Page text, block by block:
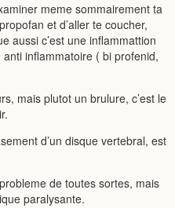
meme sommairement ta
et d’aller te coucher,
aussi c’est une inflammattion
inflammatoire ( bi profenid,
mais plutot un brulure, c’est le
d’un disque vertebral, est
de toutes sortes, mais
paralysante.